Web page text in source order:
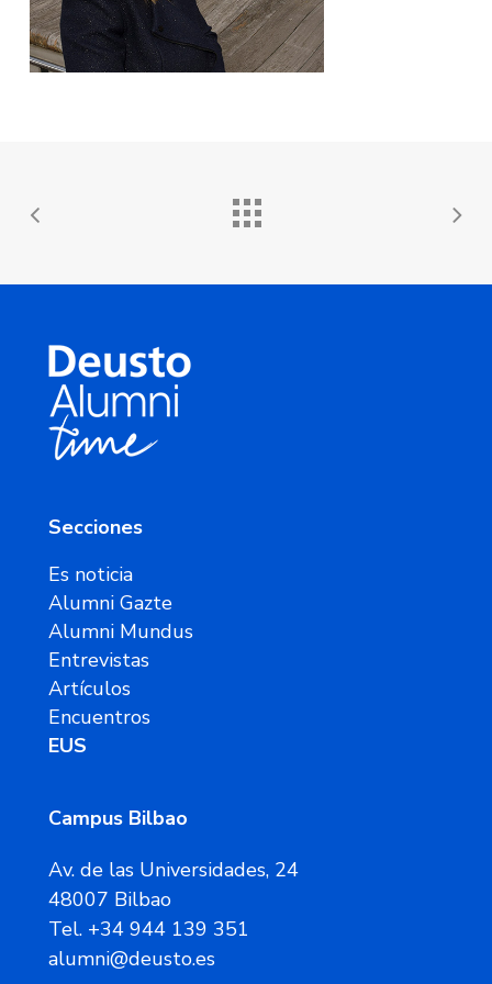
Secciones
Es noticia
Alumni Gazte
Alumni Mundus
Entrevistas
Artículos
Encuentros
EUS
Campus Bilbao
Av. de las Universidades, 24
48007 Bilbao
Tel. +34 944 139 351
alumni@deusto.es